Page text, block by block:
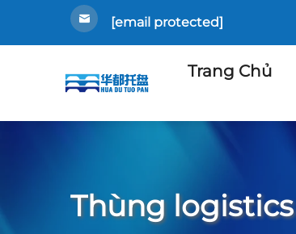
[email protected]
Trang Chủ
Thùng logistics